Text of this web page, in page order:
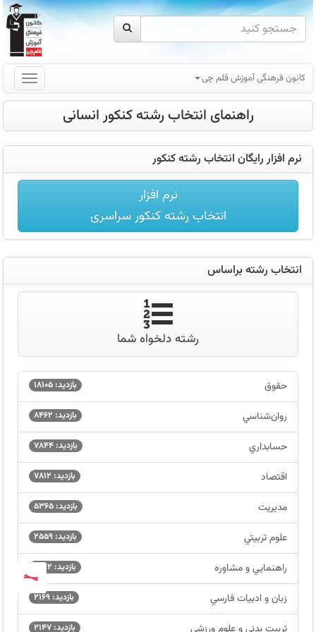
کانون فرهنگی آموزش قلم چی
راهنمای انتخاب رشته کنکور انسانی
انتخاب
کنکور
1401
نرم افزار رایگان انتخاب رشته کنکور
نرم افزار
انتخاب رشته کنکور سراسری
انتخاب رشته براساس
رشته دلخواه شما
حقوق بازدید: 18105
روان‌شناسي بازدید: 8462
حسابداري بازدید: 7844
اقتصاد بازدید: 7812
مديريت بازدید: 5365
علوم تربيتي بازدید: 2559
راهنمايي و مشاوره بازدید: 2312
زبان و ادبيات فارسي بازدید: 2169
بازدید: 2147